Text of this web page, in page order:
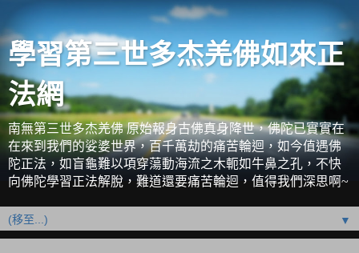
學習第三世多杰羌佛如來正
法網
南無第三世多杰羌佛 原始報身古佛真身降世，佛陀已實實在
在來到我們的娑婆世界，百千萬劫的痛苦輪迴，如今值遇佛
陀正法，如盲龜難以項穿蕩動海流之木軛如牛鼻之孔，不快
向佛陀學習正法解脫，難道還要痛苦輪迴，值得我們深思啊~
▼